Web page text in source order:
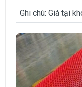
Ghi chú: Giá tại